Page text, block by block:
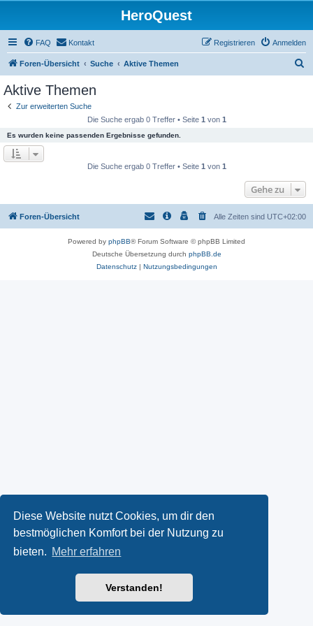
Diese Website nutzt Cookies, um dir den
bestmöglichen Komfort bei der Nutzung zu
bieten. Mehr erfahren
Verstanden!
HeroQuest
FAQ Kontakt Anmelden
Registrieren
Foren-Übersicht Suche Aktive Themen
Aktive Themen
Zur erweiterten Suche
Die Suche ergab 0 Treffer • Seite 1 von 1
Es wurden keine passenden Ergebnisse gefunden.
Die Suche ergab 0 Treffer • Seite 1 von 1
Gehe zu
Foren-Übersicht Alle Zeiten sind UTC+02:00
Powered by phpBB® Forum Software © phpBB Limited
Deutsche Übersetzung durch phpBB.de
Datenschutz| Nutzungsbedingungen